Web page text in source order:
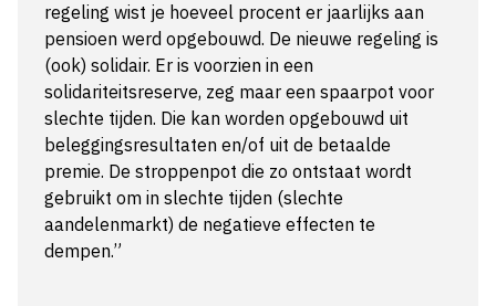
regeling wist je hoeveel procent er jaarlijks aan
pensioen werd opgebouwd. De nieuwe regeling is
(ook) solidair. Er is voorzien in een
solidariteitsreserve, zeg maar een spaarpot voor
slechte tijden. Die kan worden opgebouwd uit
beleggingsresultaten en/of uit de betaalde
premie. De stroppenpot die zo ontstaat wordt
gebruikt om in slechte tijden (slechte
aandelenmarkt) de negatieve effecten te
dempen.”